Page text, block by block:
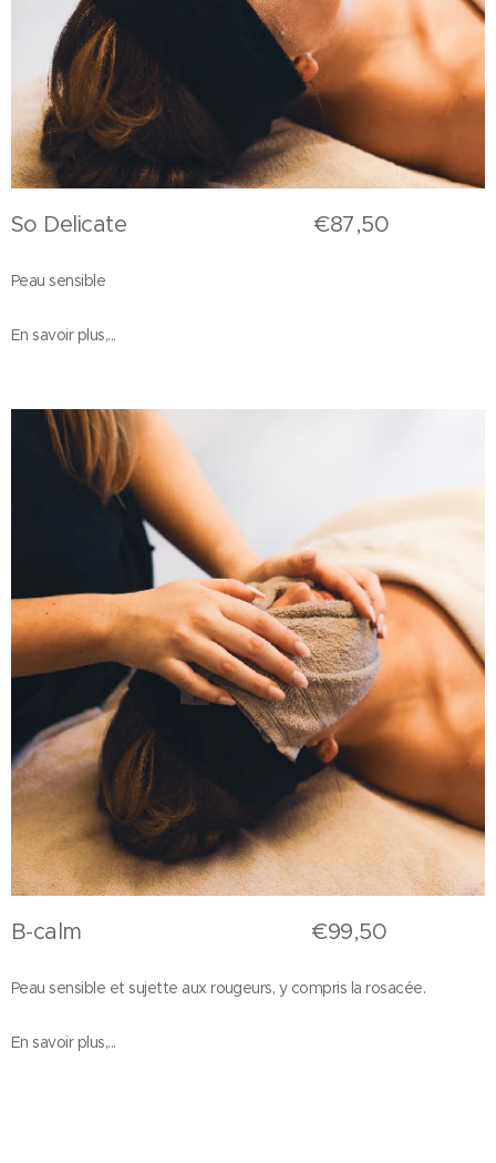
So Delicate €87,50
Peau sensible
En savoir plus,...
B-calm €99,50
Peau sensible et sujette aux rougeurs, y compris la rosacée.
En savoir plus,...